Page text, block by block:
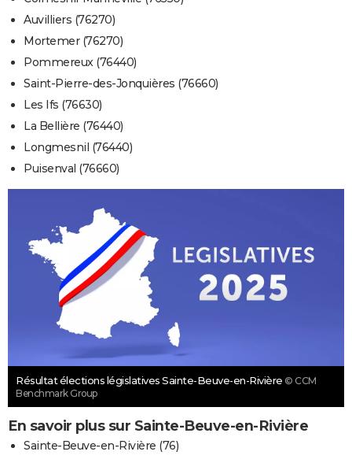
Auvilliers (76270)
Mortemer (76270)
Pommereux (76440)
Saint-Pierre-des-Jonquières (76660)
Les Ifs (76630)
La Bellière (76440)
Longmesnil (76440)
Puisenval (76660)
Résultat élections législatives Sainte-Beuve-en-Rivière © CCM
Benchmark Group
En savoir plus sur Sainte-Beuve-en-Rivière
Sainte-Beuve-en-Rivière (76)